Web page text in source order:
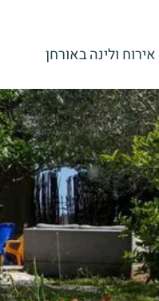
אירוח ולינה באורחן